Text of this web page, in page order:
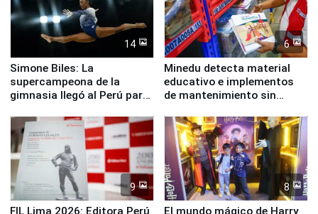
14
Simone Biles: La
supercampeona de la
gimnasia llegó al Perú para
Panamericanos Lima 2027
6
Minedu detecta material
educativo e implementos
de mantenimiento sin
la UGEL 2
9
FIL Lima 2026: Editora Perú
8
El mundo mágico de Harry